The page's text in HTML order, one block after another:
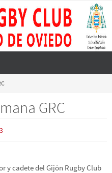
GRC
y cadete del Gijón Rugby Club